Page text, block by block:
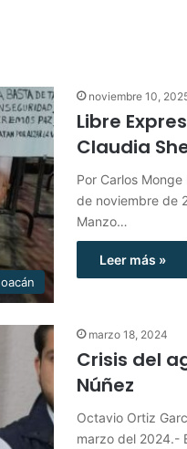
noviembre 10,
Libre
Claudia
Por Carlos
de noviembre de
Manzo…
Leer más »
marzo 18, 2024
Crisis del
Núñez
Octavio Ortiz
marzo del 2024.-